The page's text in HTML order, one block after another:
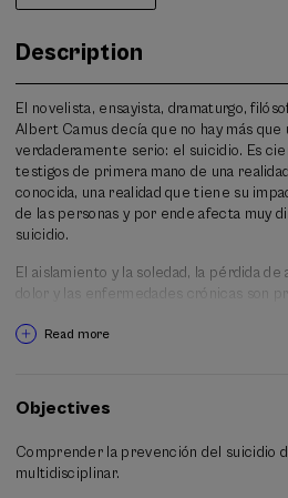
Description
El novelista, ensayista, dramaturgo,
Albert Camus decía que no hay más
verdaderamente serio: el suicidio. Es
testigos de primera mano de una
conocida, una realidad que tiene su
de las personas y por ende afecta muy
suicidio.
El aislamiento y la soledad, la pérdida
dolor y las enfermedades crónicas son
Algunos de estos estados se han visto
por esta causa. Debemos combatir
el suicidio.
Según los últimos datos publicados por
Estadística (INE-datos provisionales), el
Read more
Objectives
Comprender la prevención del suicidio
multidisciplinar.